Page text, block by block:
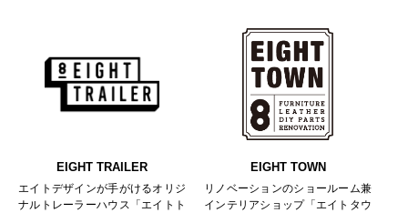
EIGHT TRAILER
エイトデザインが手がけるオリジ
ナルトレーラーハウス「エイトト
EIGHT TOWN
リノベーションのショールーム兼
インテリアショップ「エイトタウ